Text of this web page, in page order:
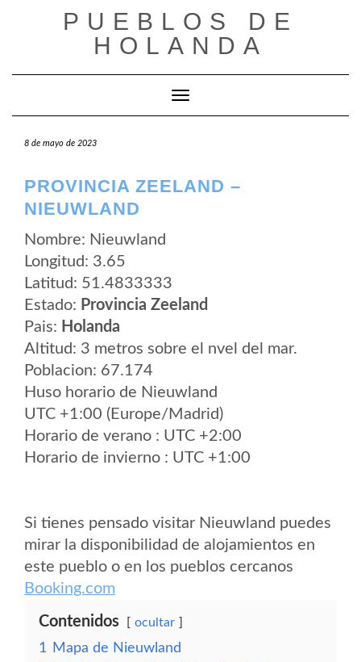
PUEBLOS DE
HOLANDA
Cambiar modo de navegación
8 de mayo de 2023
PROVINCIA ZEELAND –
NIEUWLAND
Nombre: Nieuwland
Longitud: 3.65
Latitud: 51.4833333
Estado: Provincia Zeeland
Pais: Holanda
Altitud: 3 metros sobre el nvel del mar.
Poblacion: 67.174
Huso horario de Nieuwland
UTC +1:00 (Europe/Madrid)
Horario de verano : UTC +2:00
Horario de invierno : UTC +1:00
Si tienes pensado visitar Nieuwland puedes
mirar la disponibilidad de alojamientos en
este pueblo o en los pueblos cercanos
Booking.com
Contenidos ocultar
1
Mapa de Nieuwland